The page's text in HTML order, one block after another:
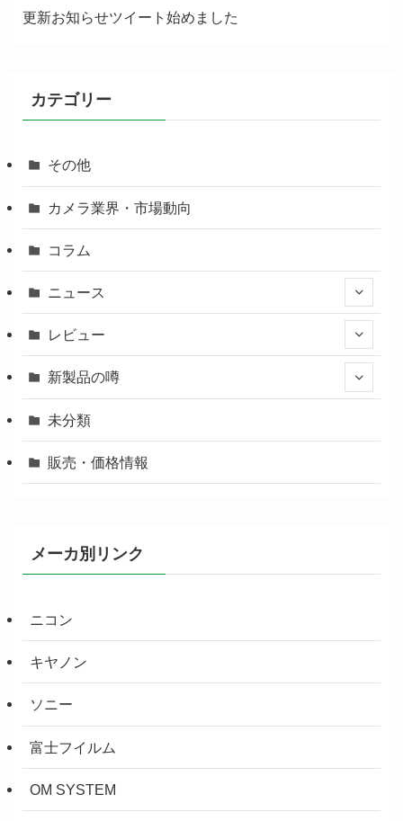
更新お知らせツイート始めました
カテゴリー
その他
カメラ業界・市場動向
コラム
ニュース
レビュー
新製品の噂
未分類
販売・価格情報
メーカ別リンク
ニコン
キヤノン
ソニー
富士フイルム
OM SYSTEM